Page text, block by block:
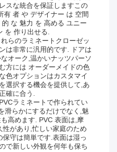
スな統合を保証しますこの
有 者 や デザイナー は 空間
な 魅力 を 高める ユニー
を 作り出せる.
らのラミネートクローゼッ
は非常に汎用的です. ドアは
オーク,温かいナッツパーソ
方には オーダーメイドの色
色オプションはカスタマイ
選択する機会を提供して,あ
確に合う.
ラミネートで作られてい
滑らかにするだけでなく,魅
高めます. PVC 表面は,摩
があり,忙しい家庭のため
守は簡単です.表面は湿っ
で新しい外観を何年も保ち